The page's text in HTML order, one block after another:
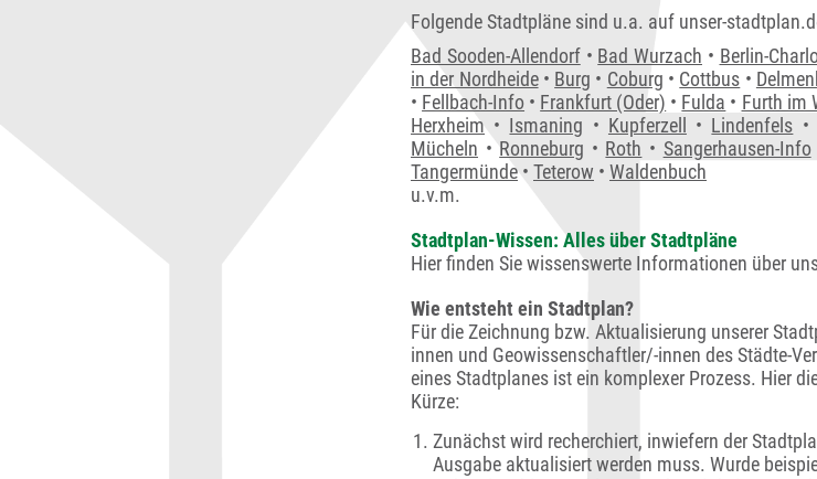
Folgende Stadtpläne sind u.a. auf unser-
Bad Sooden-Allendorf• Bad Wurzach • Berlin-
in der Nordheide• Burg • Coburg • Cottbus •
• Fellbach-Info • Frankfurt (Oder) • Fulda • Furth im
Herxheim • Ismaning • Kupferzell • Lindenfels •
Mücheln • Ronneburg • Roth • Sangerhausen-Info
Tangermünde • Teterow • Waldenbuch
u.v.m.
Stadtplan-Wissen: Alles über Stadtpläne
Hier finden Sie wissenswerte Informationen über
Wie entsteht ein Stadtplan?
Für die Zeichnung bzw. Aktualisierung unserer
innen und Geowissenschaftler/-innen des Städte-
eines Stadtplanes ist ein komplexer Prozess. Hier
Kürze:
Zunächst wird recherchiert, inwiefern der
Ausgabe aktualisiert werden muss. Wurde